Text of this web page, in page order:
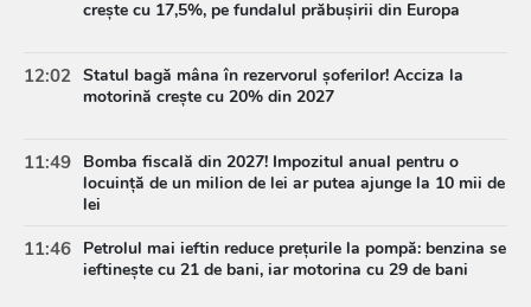
crește cu 17,5%, pe fundalul prăbușirii din Europa
12:02 Statul bagă mâna în rezervorul șoferilor! Acciza la
motorină crește cu 20% din 2027
11:49 Bomba fiscală din 2027! Impozitul anual pentru o
locuință de un milion de lei ar putea ajunge la 10 mii de
lei
11:46 Petrolul mai ieftin reduce prețurile la pompă: benzina se
ieftinește cu 21 de bani, iar motorina cu 29 de bani